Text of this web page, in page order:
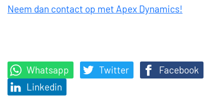
Neem dan contact op met Apex Dynamics!
Whatsapp Twitter
Facebook
Linkedin